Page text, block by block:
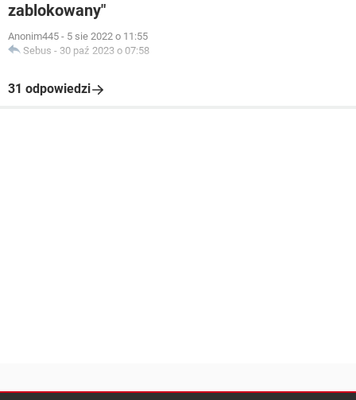
zablokowany"
Anonim445 - 5 sie 2022 o 11:55
Sebus - 30 paź 2023 o 07:58
31 odpowiedzi